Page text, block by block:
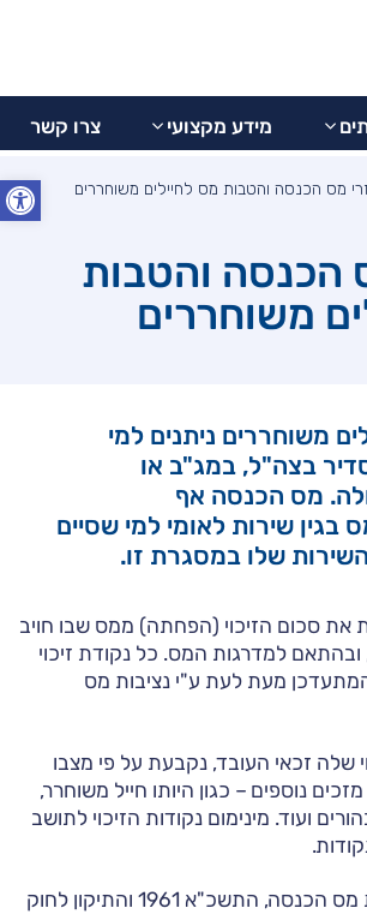
פתח
מידע מקצועי צרו קשר
מס הכנסה והטבות מס לחיילים משוחררים
הכנסה והטבות
משוחררים
משוחררים ניתנים למי
בצה"ל, במג"ב או
מס הכנסה אף
בגין שירות לאומי למי שסיים
שלו במסגרת זו.
את סכום הזיכוי (הפחתה) ממס שבו חויב
ובהתאם למדרגות המס. כל נקודת זיכוי
המתעדכן מעת לעת ע"י נציבות מס
שלה זכאי העובד, נקבעת על פי מצבו
נוספים – כגון היותו חייל משוחרר,
ועוד. מינימום נקודות הזיכוי לתושב
סעיף 39א לפקודת מס הכנסה, התשכ"א 1961 והתיקון לחוק